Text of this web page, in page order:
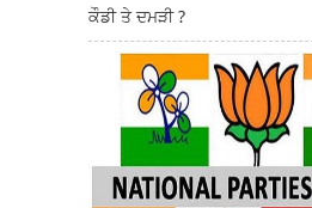
ਕੌਡੀ ਤੇ ਦਮੜੀ ?